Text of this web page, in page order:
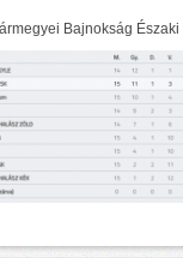
Bajnokság Északi